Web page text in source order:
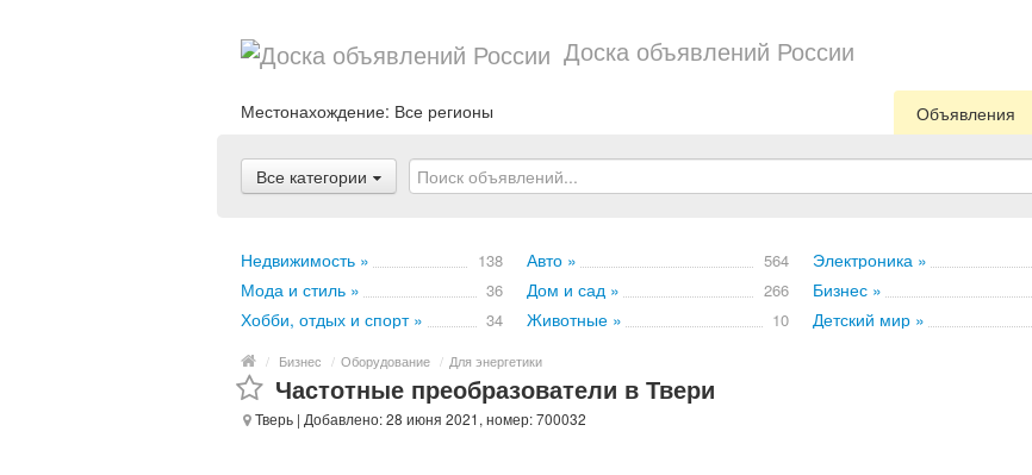
Доска объявлений России
Местонахождение: Все регионы Объявления
Все категории
Недвижимость » 138 Авто » 564 Электроника »
Мода и стиль » 36 Дом и сад » 266 Бизнес »
Хобби, отдых и спорт » 34 Животные » 10 Детский мир »
/ Бизнес / Оборудование / Для энергетики
Частотные преобразователи в Твери
Тверь | Добавлено: 28 июня 2021, номер: 700032